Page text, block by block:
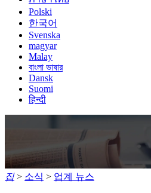
Polski
한국어
Svenska
magyar
Malay
বাংলা ভাষার
Dansk
Suomi
हिन्दी
집 > 소식 > 업계 뉴스